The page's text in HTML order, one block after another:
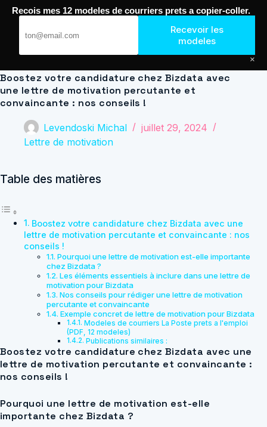
Passer
Boostez votre candidature chez Bizdata avec
une lettre de motivation percutante et
convaincante : nos conseils !
Levendoski Michal
juillet 29, 2024
Lettre de motivation
Table des matières
Boostez votre candidature chez Bizdata avec une
lettre de motivation percutante et convaincante : nos
conseils !
Pourquoi une lettre de motivation est-elle importante
chez Bizdata ?
Les éléments essentiels à inclure dans une lettre de
motivation pour Bizdata
Nos conseils pour rédiger une lettre de motivation
percutante et convaincante
Exemple concret de lettre de motivation pour Bizdata
Modeles de courriers La Poste prets a l'emploi
(PDF, 12 modeles)
Publications similaires :
Boostez votre candidature chez Bizdata avec une
lettre de motivation percutante et convaincante :
nos conseils !
Pourquoi une lettre de motivation est-elle
importante chez Bizdata ?
Recois mes 12 modeles de courriers prets a copier-coller.
Recevoir les
modeles
×